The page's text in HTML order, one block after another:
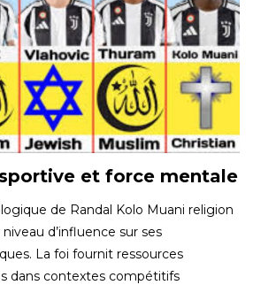
et force mentale
de Randal Kolo Muani religion
d’influence sur ses
La foi fournit ressources
dans contextes compétitifs